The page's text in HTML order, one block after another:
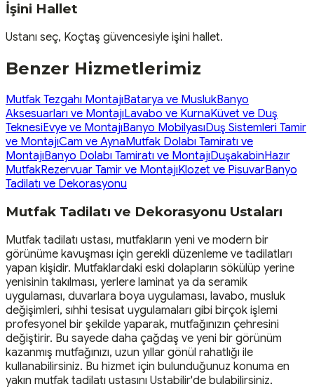
İşini Hallet
Ustanı seç, Koçtaş güvencesiyle işini hallet.
Benzer Hizmetlerimiz
Mutfak Tezgahı MontajıBatarya ve MuslukBanyo
Aksesuarları ve MontajıLavabo ve KurnaKüvet ve Duş
TeknesiEvye ve MontajıBanyo MobilyasıDuş Sistemleri Tamir
ve MontajıCam ve AynaMutfak Dolabı Tamiratı ve
MontajıBanyo Dolabı Tamiratı ve MontajıDuşakabinHazır
MutfakRezervuar Tamir ve MontajıKlozet ve PisuvarBanyo
Tadilatı ve Dekorasyonu
Mutfak Tadilatı ve Dekorasyonu Ustaları
Mutfak tadilatı ustası, mutfakların yeni ve modern bir
görünüme kavuşması için gerekli düzenleme ve tadilatları
yapan kişidir. Mutfaklardaki eski dolapların sökülüp yerine
yenisinin takılması, yerlere laminat ya da seramik
uygulaması, duvarlara boya uygulaması, lavabo, musluk
değişimleri, sıhhi tesisat uygulamaları gibi birçok işlemi
profesyonel bir şekilde yaparak, mutfağınızın çehresini
değiştirir. Bu sayede daha çağdaş ve yeni bir görünüm
kazanmış mutfağınızı, uzun yıllar gönül rahatlığı ile
kullanabilirsiniz. Bu hizmet için bulunduğunuz konuma en
yakın mutfak tadilatı ustasını Ustabilir'de bulabilirsiniz.